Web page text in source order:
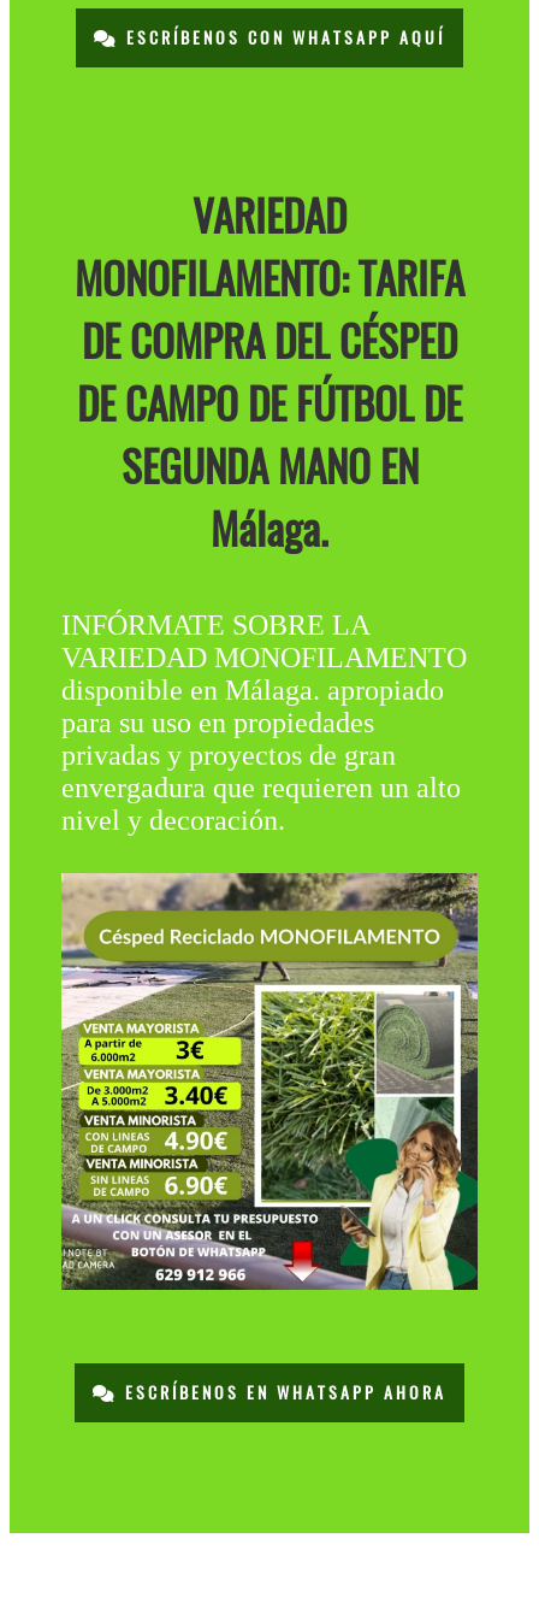
ESCRÍBENOS CON WHATSAPP AQUÍ
VARIEDAD
MONOFILAMENTO: TARIFA
DE COMPRA DEL CÉSPED
DE CAMPO DE FÚTBOL DE
SEGUNDA MANO EN
Málaga.
INFÓRMATE SOBRE LA
VARIEDAD MONOFILAMENTO
disponible en Málaga. apropiado
para su uso en propiedades
privadas y proyectos de gran
envergadura que requieren un alto
nivel y decoración.
ESCRÍBENOS EN WHATSAPP AHORA